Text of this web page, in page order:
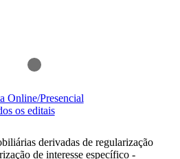
Online/Presencial
os editais
derivadas de regularização
de interesse específico -